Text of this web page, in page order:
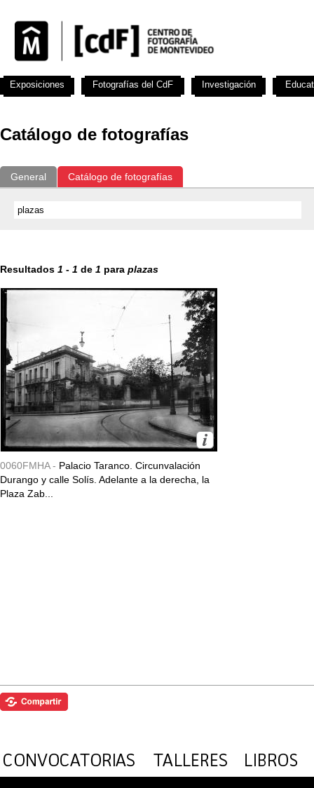
Catálogo de fotografías
General Catálogo de fotografías
Resultados 1 - 1 de 1 para plazas
0060FMHA - Palacio Taranco. Circunvalación
Durango y calle Solís. Adelante a la derecha, la
Plaza Zab...
Exposiciones Fotografías del CdF Investigación